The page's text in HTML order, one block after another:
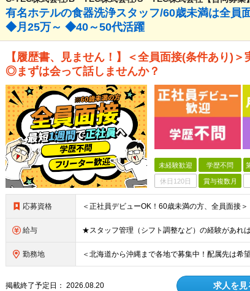
有名ホテルの食器洗浄スタッフ/60歳未満は全
◆月25万～ ◆40～50代活躍
【履歴書、見ません！】＜全員面接(条件あり)
◎まずは会って話しませんか？
未経験歓迎 学歴不問
休日120日 賞与複数月
応募資格
給与
勤務地
掲載終了予定日：2026.08.20 求人を見